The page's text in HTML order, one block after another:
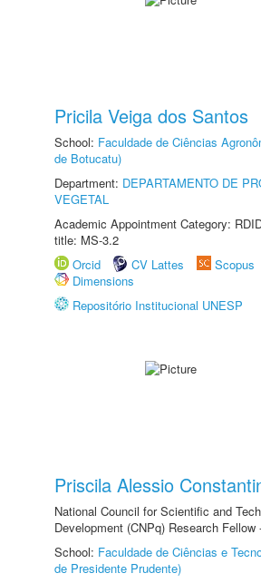
Pricila Veiga dos Santos
School: Faculdade de Ciências
de Botucatu)
Department: DEPARTAMENTO DE
VEGETAL
Academic Appointment Category:
title: MS-3.2
Orcid
CV Lattes
Scopus
Dimensions
Repositório Institucional UNESP
Priscila Alessio
National Council for Scientific and
Development (CNPq) Research Fellow
School: Faculdade de Ciências e
de Presidente Prudente)